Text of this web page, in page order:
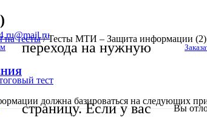
перехода на нужную
страницу. Если у вас Вы
тесты/Тесты МТИ – Защита информации (2)
должна базироваться на следующих